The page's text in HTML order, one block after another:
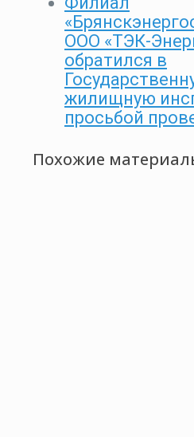
ООО «ТЭК-
обратился в
жилищную
просьбой
Похожие